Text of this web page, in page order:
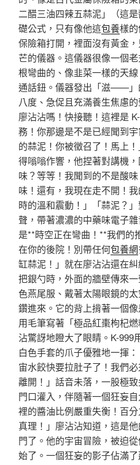
二醋三油四辣五蒜泥」（這
礎公式，只有像他這包養樣
保險箱打開，裡面沒有黃金
芒的儀器。這儀器很像一個
根彎曲的、像韭菜一樣的天
通話鈕。儀器發出「滋——」
八度、急促且充滿養生焦慮的
廖沾沾嗎！快接聽！這裡是
務！你那邊是不是已經聞到
的蒜泥！你被徵召了！馬上
得嗡嗡作響，他捏著對講機
味？等等！我聞到的不是酸
味！還有，我現在走不開！
時的溫和震動！」「蒜泥？
聲，帶著濃濃的中藥味電子
是**時空正在彎曲！**我們的
在你的後院！別帶任何包養網
缸蒜泥！」就在廖沾沾還在
把銀勺時，外面的牆壁傳來
色燕尾服、戴著太陽眼鏡的
鑽進來。它的背上揹著一個
用毛筆寫著「極品紅棗枸杞
沾驚訝地瞪大了眼睛。K-999
白色手套的爪子優雅地一揮
宙水餃快要拉肚子了！我們
離開！」話音未落，一股極
門口灌入，伴隨著一個狂妄
裡的醬油比例嚴重失衡！百
真理！」廖沾沾知道，這是
門了。他的宇宙冒險，被迫
始了。一個狂妄的影子佔滿